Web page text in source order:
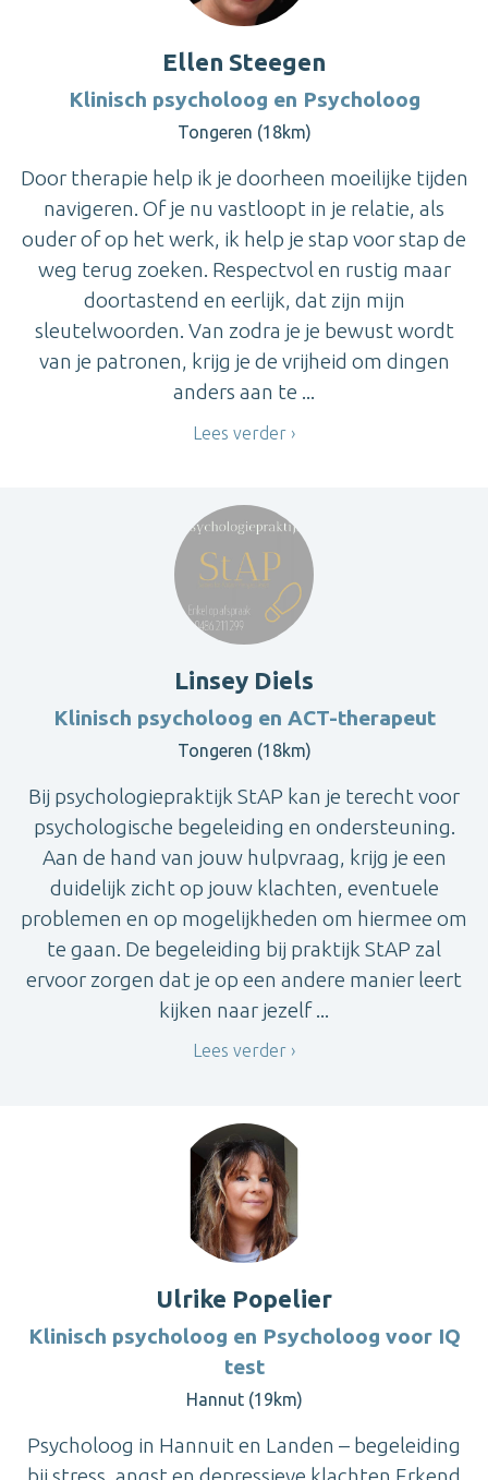
Ellen Steegen
Klinisch psycholoog en Psycholoog
Tongeren (18km)
Door therapie help ik je doorheen moeilijke tijden
navigeren. Of je nu vastloopt in je relatie, als
ouder of op het werk, ik help je stap voor stap de
weg terug zoeken. Respectvol en rustig maar
doortastend en eerlijk, dat zijn mijn
sleutelwoorden. Van zodra je je bewust wordt
van je patronen, krijg je de vrijheid om dingen
anders aan te ...
Lees verder
Linsey Diels
Klinisch psycholoog en ACT-therapeut
Tongeren (18km)
Bij psychologiepraktijk StAP kan je terecht voor
psychologische begeleiding en ondersteuning.
Aan de hand van jouw hulpvraag, krijg je een
duidelijk zicht op jouw klachten, eventuele
problemen en op mogelijkheden om hiermee om
te gaan. De begeleiding bij praktijk StAP zal
ervoor zorgen dat je op een andere manier leert
kijken naar jezelf ...
Lees verder
Ulrike Popelier
Klinisch psycholoog en Psycholoog voor IQ
test
Hannut (19km)
Psycholoog in Hannuit en Landen – begeleiding
bij stress, angst en depressieve klachten Erkend